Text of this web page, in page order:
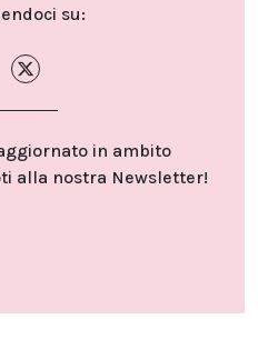
su:
in ambito
alla nostra Newsletter!